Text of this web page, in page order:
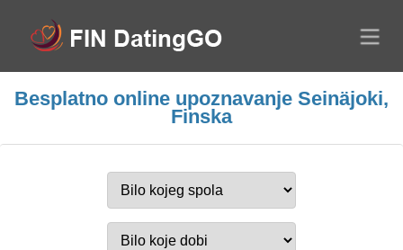
Besplatno online upoznavanje Seinäjoki,
Finska